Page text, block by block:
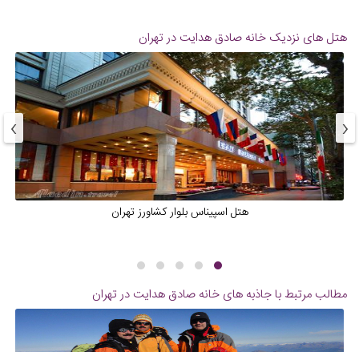
هتل های نزدیک خانه صادق هدایت در تهران
هتل اسپیناس بلوار کشاورز تهران
‹
›
مطالب مرتبط با جاذبه های خانه صادق هدایت در تهران